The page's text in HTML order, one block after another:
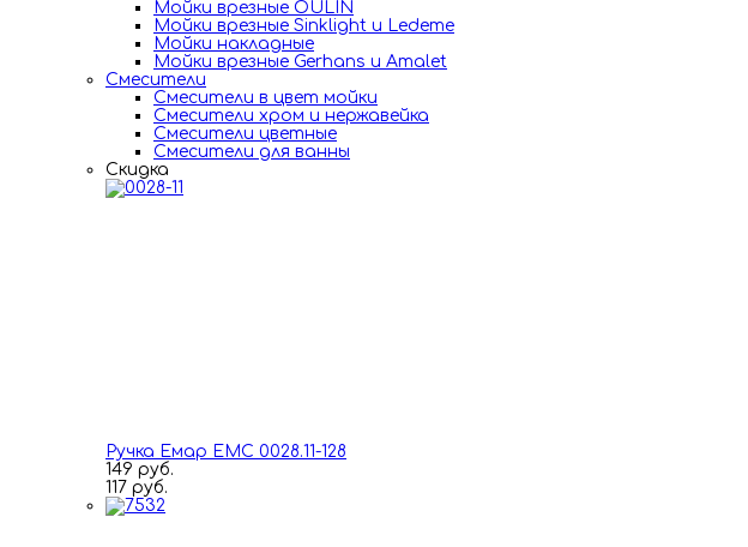
Мойки врезные OULIN
Мойки врезные Sinklight и Ledeme
Мойки накладные
Мойки врезные Gerhans и Amalet
Смесители
Смесители в цвет мойки
Смесители хром и нержавейка
Смесители цветные
Смесители для ванны
Скидка
Ручка Емар ЕМС 0028.11-128
149 руб.
117 руб.